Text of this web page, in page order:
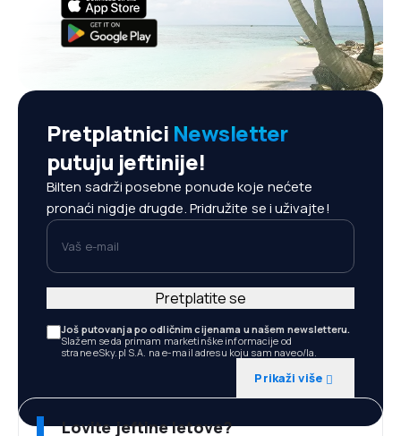
Pretplatnici Newsletter
putuju jeftinije!
Bilten sadrži posebne ponude koje nećete
pronaći nigdje drugde. Pridružite se i uživajte!
Vaš e-mail
Još putovanja po odličnim cijenama u našem newsletteru.
Slažem se da primam marketinške informacije od
strane eSky.pl S.A. na e-mail adresu koju sam naveo/la.
Prikaži više
Pretplatite se
Lovite jeftine letove?